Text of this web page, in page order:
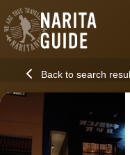
Back to search